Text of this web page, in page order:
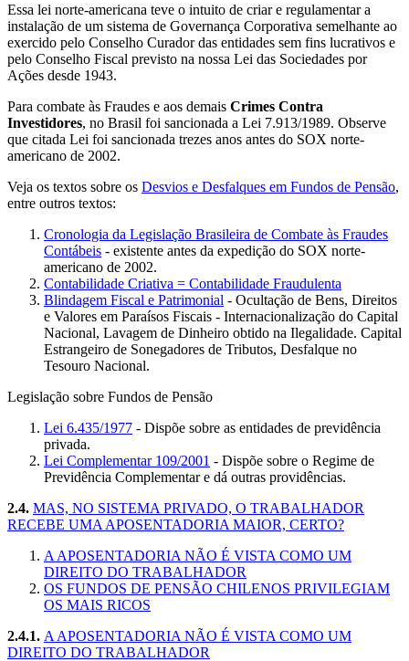
Essa lei norte-americana teve o intuito de criar e regulamentar a
instalação de um sistema de Governança Corporativa semelhante ao
exercido pelo Conselho Curador das entidades sem fins lucrativos e
pelo Conselho Fiscal previsto na nossa Lei das Sociedades por
Ações desde 1943.
Para combate às Fraudes e aos demais Crimes Contra
Investidores, no Brasil foi sancionada a Lei 7.913/1989. Observe
que citada Lei foi sancionada trezes anos antes do SOX norte-
americano de 2002.
Veja os textos sobre os Desvios e Desfalques em Fundos de Pensão,
entre outros textos:
Cronologia da Legislação Brasileira de Combate às Fraudes
Contábeis - existente antes da expedição do SOX norte-
americano de 2002.
Contabilidade Criativa = Contabilidade Fraudulenta
Blindagem Fiscal e Patrimonial - Ocultação de Bens, Direitos
e Valores em Paraísos Fiscais - Internacionalização do Capital
Nacional, Lavagem de Dinheiro obtido na Ilegalidade. Capital
Estrangeiro de Sonegadores de Tributos, Desfalque no
Tesouro Nacional.
Legislação sobre Fundos de Pensão
Lei 6.435/1977 - Dispõe sobre as entidades de previdência
privada.
Lei Complementar 109/2001 - Dispõe sobre o Regime de
Previdência Complementar e dá outras providências.
2.4. MAS, NO SISTEMA PRIVADO, O TRABALHADOR
RECEBE UMA APOSENTADORIA MAIOR, CERTO?
A APOSENTADORIA NÃO É VISTA COMO UM
DIREITO DO TRABALHADOR
OS FUNDOS DE PENSÃO CHILENOS PRIVILEGIAM
OS MAIS RICOS
2.4.1. A APOSENTADORIA NÃO É VISTA COMO UM
DIREITO DO TRABALHADOR